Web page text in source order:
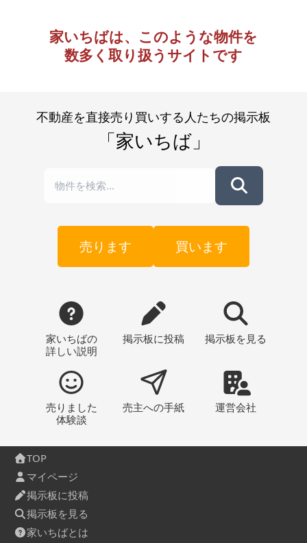
家いちばは、このような物件を
数多く取り扱うサイトです
不動産を直接売り買いする人たちの掲示板
「家いちば」
売ります 買います
家いちばの
詳しい説明
掲示板に投稿 掲示板 を見る
売りました
体験談
売主への手紙 運営会社
TOP
マイページ
掲示板に投稿
掲示板を見る
家いちばとは